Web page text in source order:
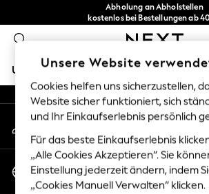
Abholung an Abholstellen
kostenlos bei Bestellungen ab
Problemlose Rückgaben*
URLAUBS-SHOP MÄDCHEN
HOLIDAY SHOP
Women's Holiday Shop
All Swimwear
All Beachwear
Bags & Accessories
Beach Dresses & Kaftans
An error occurred on client
Unsere sozialen
Mein Konto
Melden Sie sich bei Ihrem Konto an
Sprache Auswählen
Deutsch
Unsere Website
Cookies helfen uns sicherzustellen,
Website sicher funktioniert, sich
und Ihr Einkaufserlebnis persönlich
Für das beste Einkaufserlebnis
„Alle Cookies Akzeptieren“. Sie
Einstellung jederzeit ändern, indem
„Cookies Manuell Verwalten“ klicken.